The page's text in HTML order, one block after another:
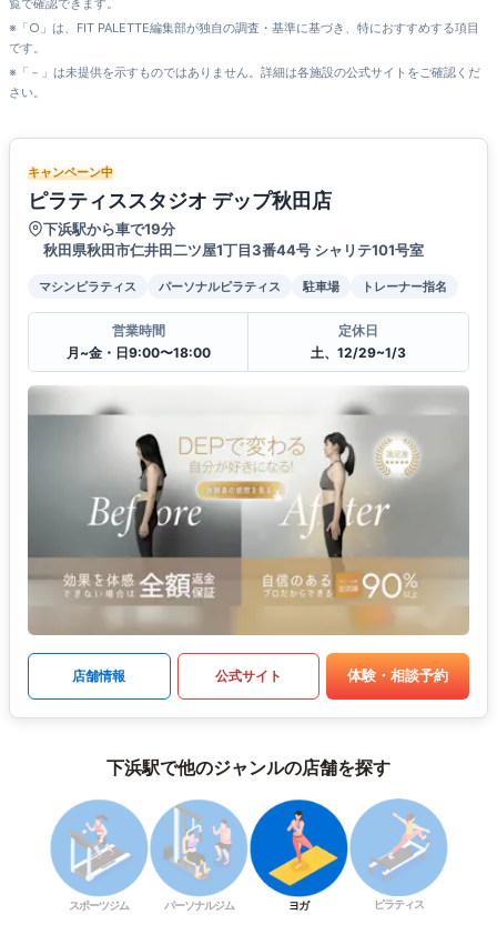
覧で確認できます。
※「○」は、FIT PALETTE編集部が独自の調査・基準に基づき、特におすすめする項目
です。
※「－」は未提供を示すものではありません。詳細は各施設の公式サイトをご確認くだ
さい。
キャンペーン中
ピラティススタジオ デップ秋田店
下浜駅から車で19分
秋田県秋田市仁井田二ツ屋1丁目3番44号 シャリテ101号室
マシンピラティス パーソナルピラティス 駐車場 トレーナー指名
営業時間
月~金・日9:00〜18:00
定休日
土、12/29~1/3
店舗情報 公式サイト 体験・相談予約
下浜駅で他のジャンルの店舗を探す
スポーツジム パーソナルジム ヨガ ピラティス